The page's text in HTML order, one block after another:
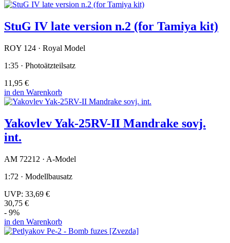
StuG IV late version n.2 (for Tamiya kit)
ROY 124 · Royal Model
1:35 · Photoätzteilsatz
11,95 €
in den Warenkorb
Yakovlev Yak-25RV-II Mandrake sovj.
int.
AM 72212 · A-Model
1:72 · Modellbausatz
UVP: 33,69 €
30,75 €
- 9%
in den Warenkorb